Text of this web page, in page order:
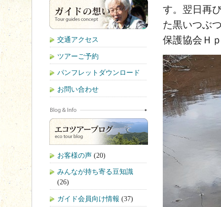
す。翌日再
た黒いつぶ
保護協会Ｈ
交通アクセス
ツアーご予約
パンフレットダウンロード
お問い合わせ
お客様の声 (20)
みんなが持ち寄る豆知識
(26)
ガイド会員向け情報 (37)